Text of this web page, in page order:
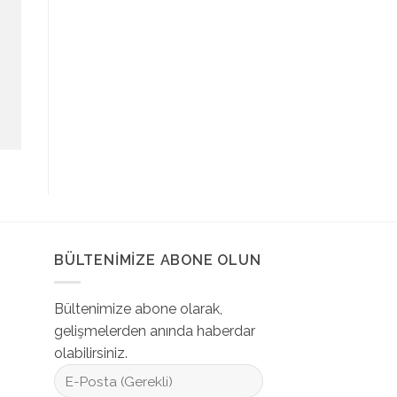
BÜLTENIMIZE ABONE OLUN
Bültenimize abone olarak,
gelişmelerden anında haberdar
olabilirsiniz.